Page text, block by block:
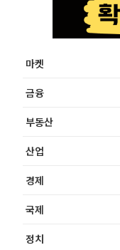
마켓
금융
부동산
산업
경제
국제
정치